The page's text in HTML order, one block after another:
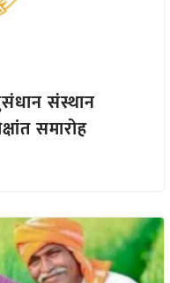
संस्थान
समारोह